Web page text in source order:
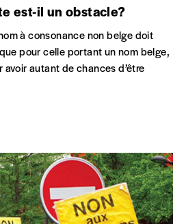
est-il un obstacle?
à consonance non belge doit
pour celle portant un nom belge,
autant de chances d’être